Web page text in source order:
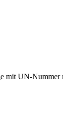
mit UN-Nummer